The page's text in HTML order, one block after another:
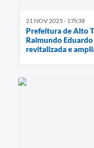
21 NOV 2025 - 17h38
Prefeitura de Alto
Raimundo
revitalizada e